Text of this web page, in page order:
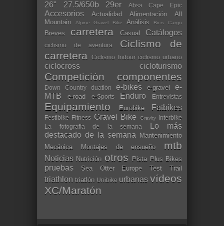
26" 27.5/650b 29er Absa Cape Epic
Accesorios Actualidad Alimentación
All
Mountain
Alpine Gravel Bike Análisis Bicis Cargo
Breves carretera Casual Catálogos
ciclismo de aventura
Ciclismo de
carretera
Ciclismo Indoor ciclismo urbano
ciclocross cicloturismo
Competición componentes
Down Country duatlón e-bikes e-gravel
e-
MTB
e-road e-Sports Enduro Entrevistas
Equipamiento Eurobike Fatbikes
Festibike Fitness Gravel Bike Gravity
Interbike
La fotografía de la semana
Lo más
destacado de la semana
Mantenimiento
Mecánica
Montajes de ensueño mtb
Noticias Nutrición otros Pista Plus Bikes
pruebas Sea Otter Europe Test Trail
triathlon triatlón Unibike urbanas vídeos
XC/Maratón